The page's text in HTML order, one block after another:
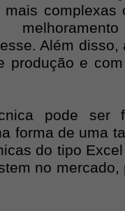
mais complexas
Além disso,
produção e
pode ser
forma de uma
do tipo
no